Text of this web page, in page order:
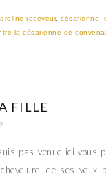
receveur,césarienne ,
la césarienne de
FILLE
pas venue ici vous
de ses yeux